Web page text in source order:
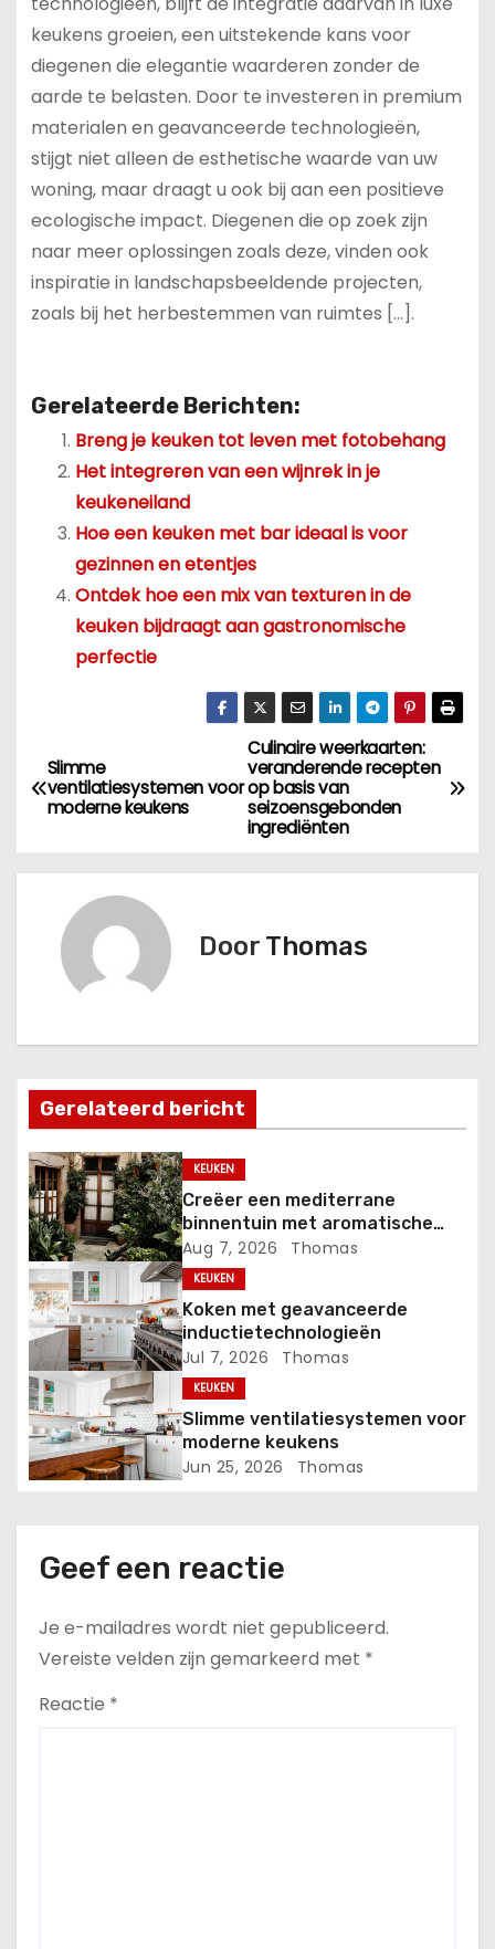
keukens groeien, een uitstekende kans voor
diegenen die elegantie waarderen zonder de
aarde te belasten. Door te investeren in premium
materialen en geavanceerde technologieën,
stijgt niet alleen de esthetische waarde van uw
woning, maar draagt u ook bij aan een positieve
ecologische impact. Diegenen die op zoek zijn
naar meer oplossingen zoals deze, vinden ook
inspiratie in landschapsbeeldende projecten,
zoals bij het herbestemmen van ruimtes […].
Gerelateerde Berichten:
Breng je keuken tot leven met fotobehang
Het integreren van een wijnrek in je
keukeneiland
Hoe een keuken met bar ideaal is voor
gezinnen en etentjes
Ontdek hoe een mix van texturen in de
keuken bijdraagt aan gastronomische
perfectie
B
e
t
n
a
v
i
g
a
t
i
e
Culinaire weerkaarten:
veranderende recepten
op basis van
seizoensgebonden
ingrediënten
Slimme
ventilatiesystemen voor
moderne keukens
Door Thomas
Gerelateerd bericht
KEUKEN
Creëer een mediterrane
binnentuin met aromatische
kruiden
Aug 7, 2026 Thomas
KEUKEN
Koken met geavanceerde
inductietechnologieën
Jul 7, 2026 Thomas
KEUKEN
Slimme ventilatiesystemen voor
moderne keukens
Jun 25, 2026 Thomas
Geef een reactie
Je e-mailadres wordt niet gepubliceerd.
Vereiste velden zijn gemarkeerd met *
Reactie *